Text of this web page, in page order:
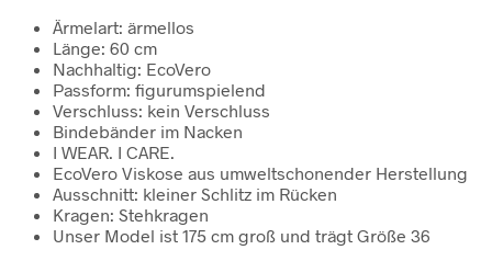
Ärmelart: ärmellos
Länge: 60 cm
Nachhaltig: EcoVero
Passform: figurumspielend
Verschluss: kein Verschluss
Bindebänder im Nacken
I WEAR. I CARE.
EcoVero Viskose aus umweltschonender Herstellung
Ausschnitt: kleiner Schlitz im Rücken
Kragen: Stehkragen
Unser Model ist 175 cm groß und trägt Größe 36